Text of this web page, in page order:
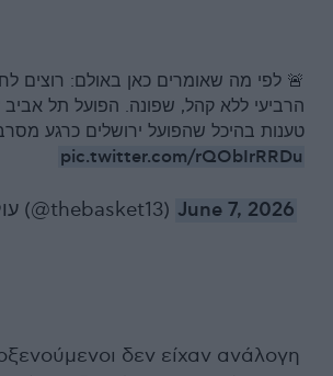
🚨 לפי מה שאומרים כאן באולם: רוצים
הרביעי ללא קהל, שפונה. הפועל תל
טענות בהיכל שהפועל ירושלים כרגע
pic.twitter.com/rQObIrRRDu
— עולם הכדורסל (@thebasket13) June 7, 2026
δεν είχαν ανάλογη